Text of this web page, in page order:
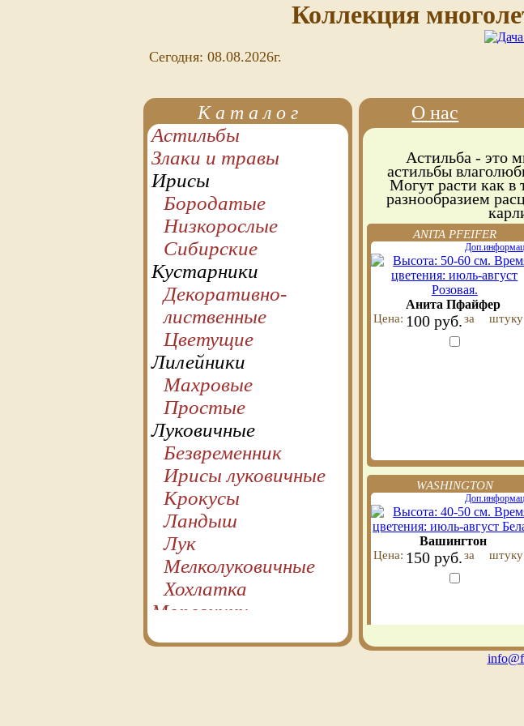
Коллекция
Сегодня: 08.08.2026г.
К а т а л о г
Астильбы
Злаки и травы
Ирисы
Бородатые
Низкорослые
Сибирские
Кустарники
Декоративно-
лиственные
Цветущие
Лилейники
Махровые
Простые
Луковичные
Безвременник
Ирисы луковичные
Крокусы
Ландыш
Лук
Мелколуковичные
Хохлатка
Морозники
Папортники
О нас
Астильба - это
астильбы
Могут расти как в
разнообразием
ANITA PFEIFER
Анита Пфайфер
Цена: 100 руб.за штуку
WASHINGTON
Вашингтон
Цена: 150 руб.за штуку